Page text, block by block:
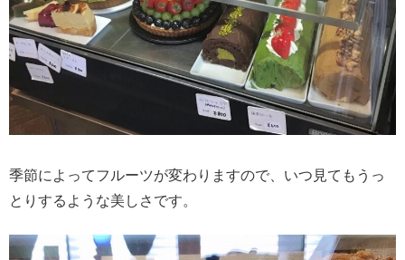
季節によってフルーツが変わりますので、いつ見てもうっ
とりするような美しさです。